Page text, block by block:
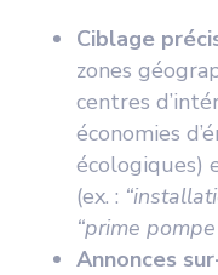
Ciblage
zones
centres
économies
écologiques)
(ex. :
“prime
Annonces